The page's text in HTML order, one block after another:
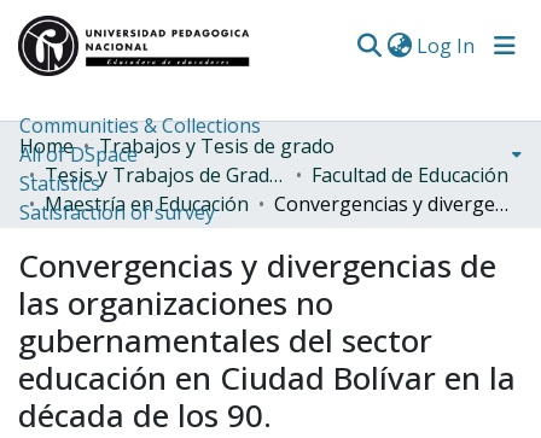
Log In
Communities & Collections
All of DSpace
Statistics
Satisfaction of survey
Home
Trabajos y Tesis de grado
Tesis y Trabajos de Grado (Posgrado)
Facultad de Educación
Maestría en Educación
Convergencias y divergencias de las organizaciones no gubernamentales del sector educación en Ciudad Bolívar en la década de los 90.
Convergencias y divergencias de
las organizaciones no
gubernamentales del sector
educación en Ciudad Bolívar en la
década de los 90.